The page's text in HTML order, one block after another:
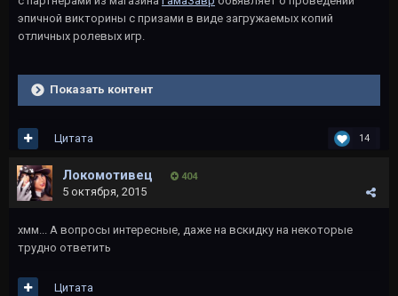
эпичной викторины с призами в виде загружаемых копий
отличных ролевых игр.
Показать контент
14
Цитата
Локомотивец 404
5 октября, 2015
хмм... А вопросы интересные, даже на вскидку на некоторые
трудно ответить
Цитата